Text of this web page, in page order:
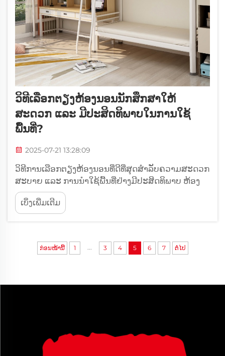
ວິທີເລືອກຕຽງຫ້ອງນອນນັກສຶກສາໃຫ້
ສະດວກ ແລະ ມີປະສິດທິພາບໃນການໃຊ້
ພື້ນທີ່?
2025-07-21 13:28:09
ວິທີການເລືອກຕຽງຫ້ອງນອນທີ່ດີທີ່ສຸດສຳລັບຄວາມສະດວກ
ສະບາຍ ແລະ ການນຳໃຊ້ພື້ນທີ່ຢ່າງມີປະສິດທິພາບ ຫ້ອງ
ນອນມັກຈະມີຂະໜາດນ້ອຍ, ແຕ່ຕຽງຫ້ອງນອນທີ່ດີສາມາດ
ເຮັດໃຫ້ແຕກຕ່າງໄດ້—ປ່ຽນພື້ນທີ່ແອອັດໃຫ້ກາຍເປັນ
ສະຖານທີ່ສະຫງົບສຳລັບການນອນ, ການຮ່າງກາຍ ແລະ
ເບິ່ງເພີ່ມເຕີມ
ກ່ອນໜ້ານີ້ 1 ... 3 4 5 6 7 ຕໍ່ໄປ